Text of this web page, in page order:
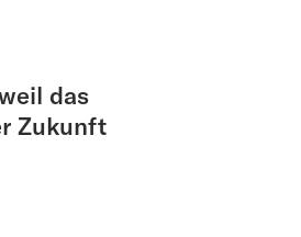
das
Zukunft